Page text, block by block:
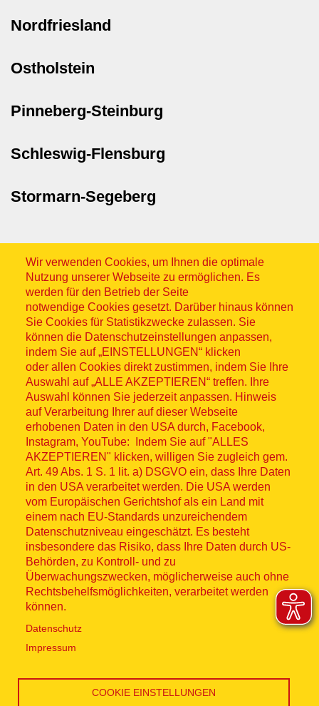
Nordfriesland
Ostholstein
Pinneberg-Steinburg
Schleswig-Flensburg
Stormarn-Segeberg
Wir verwenden Cookies, um Ihnen die optimale
Nutzung unserer Webseite zu ermöglichen. Es
werden für den Betrieb der Seite
notwendige Cookies gesetzt. Darüber hinaus können
Sie Cookies für Statistikzwecke zulassen. Sie
können die Datenschutzeinstellungen anpassen,
indem Sie auf „EINSTELLUNGEN“ klicken
oder allen Cookies direkt zustimmen, indem Sie Ihre
Auswahl auf „ALLE AKZEPTIEREN“ treffen. Ihre
Auswahl können Sie jederzeit anpassen. Hinweis
auf Verarbeitung Ihrer auf dieser Webseite
erhobenen Daten in den USA durch, Facebook,
Instagram, YouTube: Indem Sie auf "ALLES
AKZEPTIEREN" klicken, willigen Sie zugleich gem.
Art. 49 Abs. 1 S. 1 lit. a) DSGVO ein, dass Ihre Daten
in den USA verarbeitet werden. Die USA werden
vom Europäischen Gerichtshof als ein Land mit
einem nach EU-Standards unzureichendem
Datenschutzniveau eingeschätzt. Es besteht
insbesondere das Risiko, dass Ihre Daten durch US-
Behörden, zu Kontroll- und zu
Überwachungszwecken, möglicherweise auch ohne
Rechtsbehelfsmöglichkeiten, verarbeitet werden
können.
Datenschutz
Impressum
COOKIE EINSTELLUNGEN
Sitemap
© ASB 2026
Fußzeilenmenü
Impressum
Datenschutz
Kontakt
Hinweisgebersystem
Lieferkette
Widerruf
Social Media